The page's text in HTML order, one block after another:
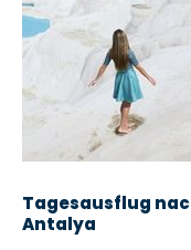
Tagesausflug
Antalya